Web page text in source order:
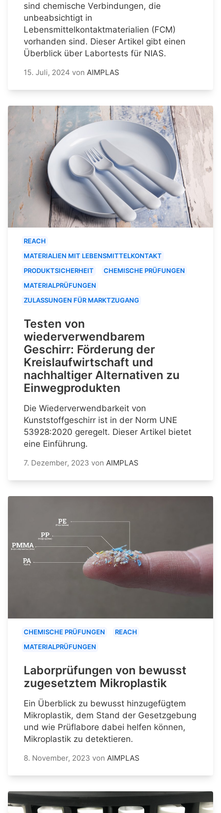
sind chemische Verbindungen, die
unbeabsichtigt in
Lebensmittelkontaktmaterialien (FCM)
vorhanden sind. Dieser Artikel gibt einen
Überblick über Labortests für NIAS.
15. Juli, 2024 von AIMPLAS
REACH
MATERIALIEN MIT LEBENSMITTELKONTAKT
PRODUKTSICHERHEIT
CHEMISCHE PRÜFUNGEN
MATERIALPRÜFUNGEN
ZULASSUNGEN FÜR MARKTZUGANG
Testen von
wiederverwendbarem
Geschirr: Förderung der
Kreislaufwirtschaft und
nachhaltiger Alternativen zu
Einwegprodukten
Die Wiederverwendbarkeit von
Kunststoffgeschirr ist in der Norm UNE
53928:2020 geregelt. Dieser Artikel bietet
eine Einführung.
7. Dezember, 2023 von AIMPLAS
CHEMISCHE PRÜFUNGEN
REACH
MATERIALPRÜFUNGEN
Laborprüfungen von bewusst
zugesetztem Mikroplastik
Ein Überblick zu bewusst hinzugefügtem
Mikroplastik, dem Stand der Gesetzgebung
und wie Prüflabore dabei helfen können,
Mikroplastik zu detektieren.
8. November, 2023 von AIMPLAS